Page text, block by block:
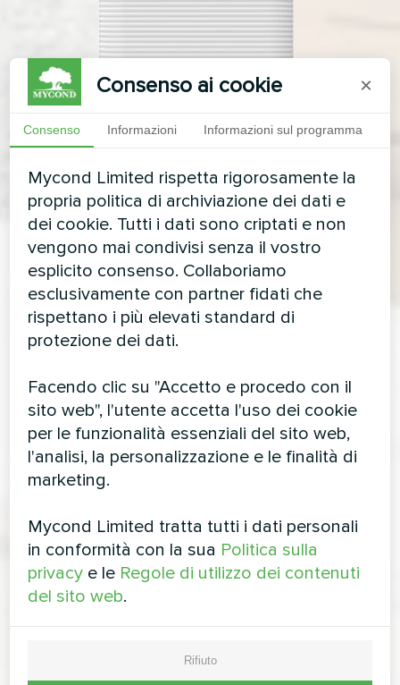
Consenso ai cookie ×
Consenso Informazioni Informazioni sul programma
Mycond Limited rispetta rigorosamente la
propria politica di archiviazione dei dati e
dei cookie. Tutti i dati sono criptati e non
vengono mai condivisi senza il vostro
esplicito consenso. Collaboriamo
esclusivamente con partner fidati che
rispettano i più elevati standard di
protezione dei dati.
Facendo clic su "Accetto e procedo con il
sito web", l'utente accetta l'uso dei cookie
per le funzionalità essenziali del sito web,
l'analisi, la personalizzazione e le finalità di
marketing.
Mycond Limited tratta tutti i dati personali
in conformità con la sua Politica sulla
privacy e le Regole di utilizzo dei contenuti
del sito web.
Rifiuto